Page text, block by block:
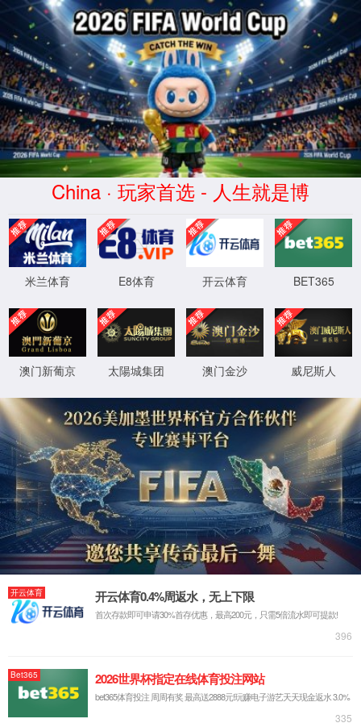
2026买世界杯赛事网站(中国
区)-Official website
返回首页